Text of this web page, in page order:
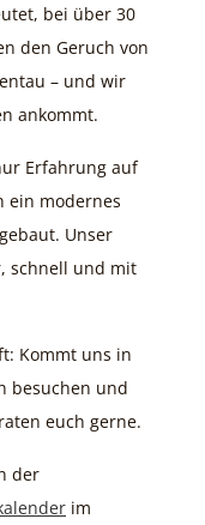
bei über 30
den Geruch von
– und wir
ankommt.
Erfahrung auf
ein modernes
Unser
schnell und mit
Kommt uns in
besuchen und
euch gerne.
der
im